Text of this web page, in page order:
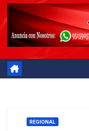
REGIONAL